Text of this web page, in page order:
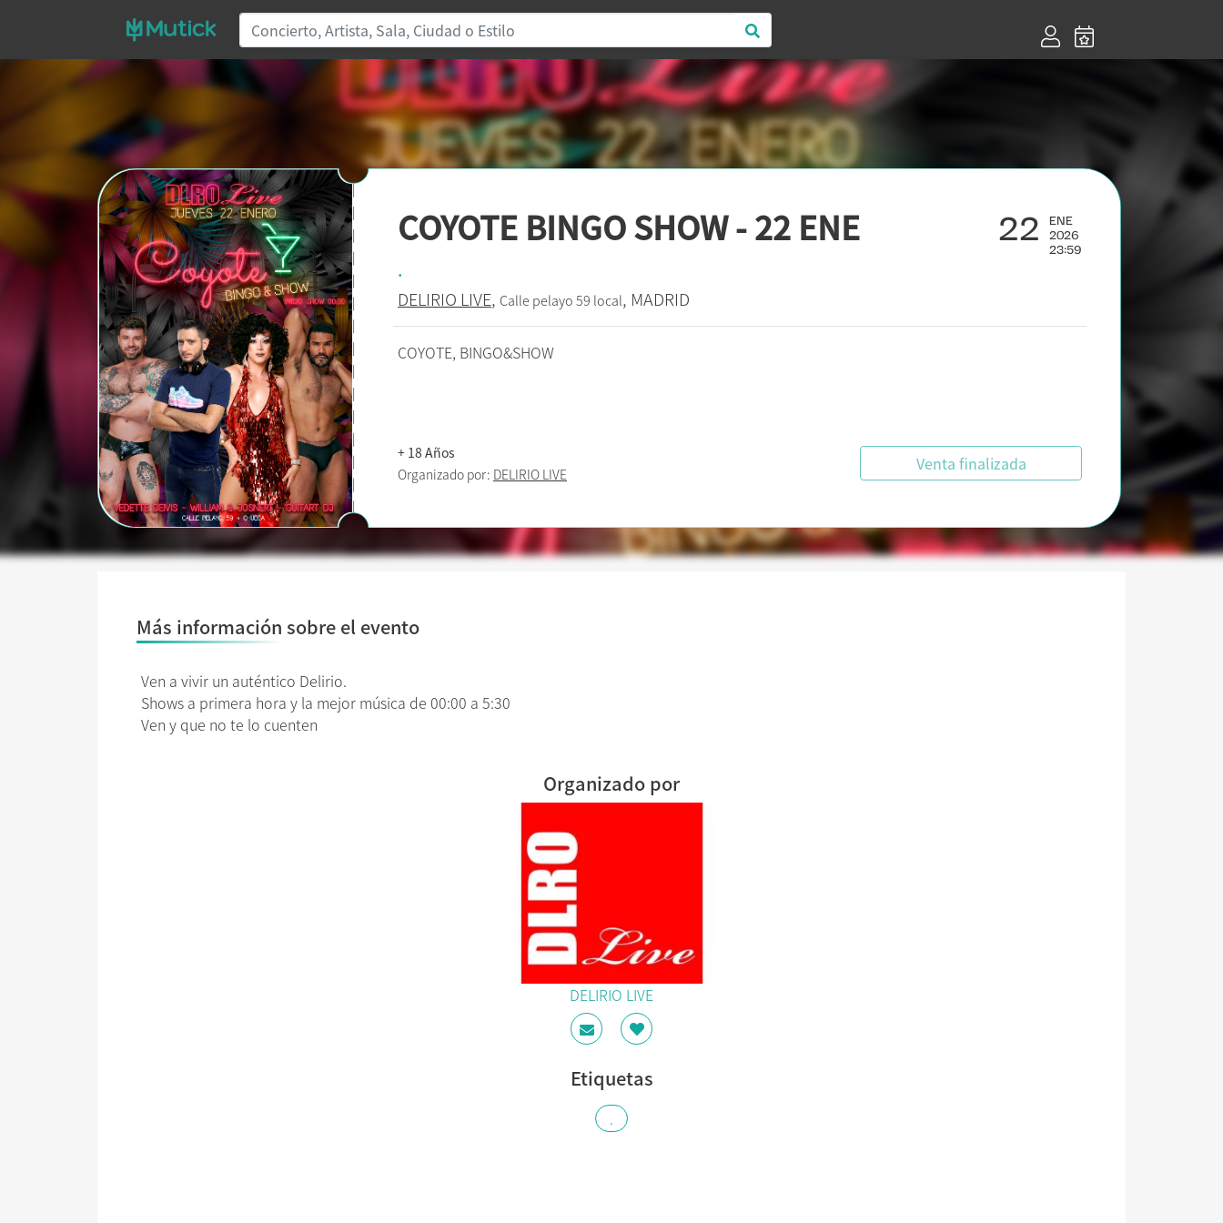
COYOTE BINGO SHOW - 22 ENE 22 ENE
2026
23:59
.
DELIRIO LIVE, Calle pelayo 59 local, MADRID
COYOTE, BINGO&SHOW
+ 18 Años
Organizado por: DELIRIO LIVE Venta finalizada
Más información sobre el evento
Ven a vivir un auténtico Delirio.
Shows a primera hora y la mejor música de 00:00 a 5:30
Ven y que no te lo cuenten
Organizado por
DELIRIO LIVE
Etiquetas
.